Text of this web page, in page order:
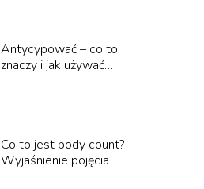
Antycypować – co to
znaczy i jak używać
Co to jest body count?
Wyjaśnienie pojęcia